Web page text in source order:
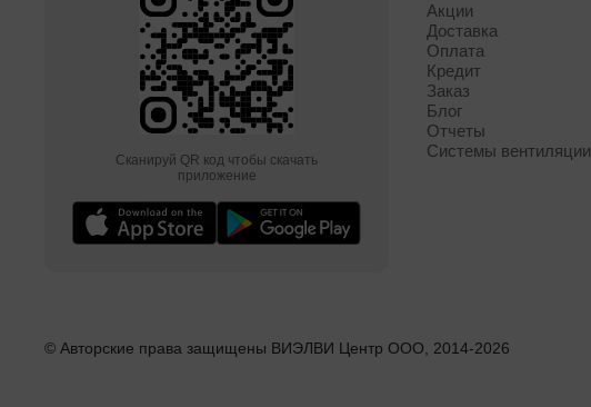
Сканируй QR код чтобы скачать
приложение
Акции
Доставка
Оплата
Кредит
Заказ
Блог
Отчеты
Системы вентиляции
© Авторские права защищены ВИЭЛВИ Центр ООО, 2014-2026